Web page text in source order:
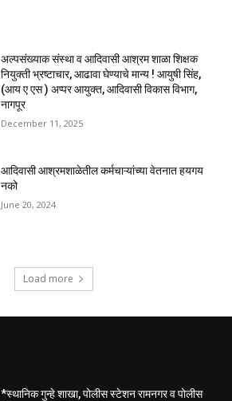
अल्पसंख्याक संस्था व आदिवासी आश्रम शाळा शिक्षक
नियुक्ती भ्रष्टाचार, आढावा घेण्याचे मान्य ! आयुषी सिंह,
(आय ए एस ) अप्पर आयुक्त, आदिवासी विकास विभाग,
नागपूर
December 11, 2025
आदिवासी आश्रमशाळेतील कर्मचाऱ्यांच्या वेतनात हयगय
नको
June 20, 2024
Load more
*स्थानिक गुन्हे शाखा, पोलीस स्टेशन रामनगर व पोलीस